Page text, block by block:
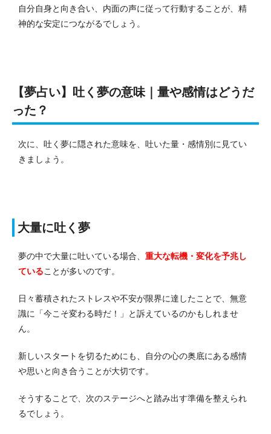
自分自身と向き合い、内面の声に従って行動することが、精
神的な安定につながるでしょう。
【夢占い】吐く夢の意味｜量や感情はどうだ
った？
次に、吐く夢に隠された意味を、吐いた量・感情別に見てい
きましょう。
大量に吐く夢
夢の中で大量に吐いている場合、 重大な転機・変化を予兆し
ていることが多いのです。
日々蓄積されたストレスや不安が限界に達したことで、無意
識に「今こそ変わる時だ！」と訴えているのかもしれませ
ん。
新しいスタートを切るためにも、自分の心の奥底にある感情
や思いと向き合うことが大切です。
そうすることで、次のステージへと踏み出す準備を整えられ
るでしょう。